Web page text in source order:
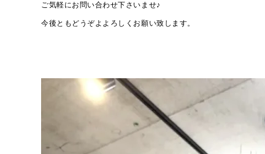
ご気軽にお問い合わせ下さいませ♪
今後ともどうぞよよろしくお願い致します。